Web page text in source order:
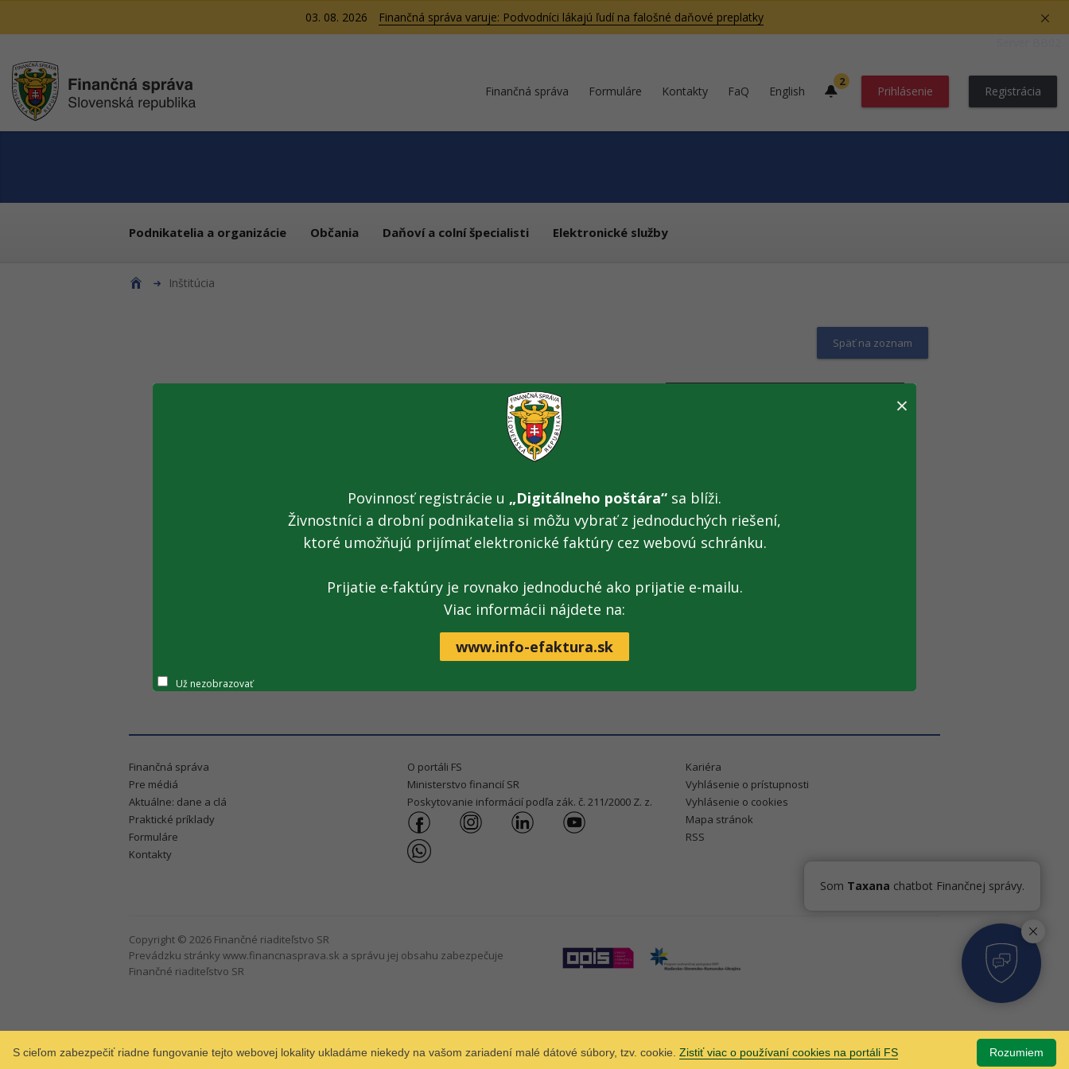
S cieľom zabezpečiť riadne fungovanie tejto webovej lokality ukladáme niekedy na vašom zariadení malé dátové súbory, tzv. cookie. Zistiť viac o používaní cookies na portáli FS Rozumiem
03. 08. 2026
Finančná správa varuje: Podvodníci lákajú ľudí na falošné daňové preplatky
Finančná správa Formuláre Kontakty FaQ English
2
Prihlásenie Registrácia
Podnikatelia a organizácie Občania Daňoví a colní špecialisti Elektronické služby
Inštitúcia
Späť na zoznam
Ut
St
Št
Pi
Po
Finančná správa
Pre médiá
Aktuálne: dane a clá
Praktické príklady
Formuláre
Kontakty
O portáli FS
Ministerstvo financií SR
Poskytovanie informácií podľa zák. č. 211/2000 Z. z.
Kariéra
Vyhlásenie o prístupnosti
Vyhlásenie o cookies
Mapa stránok
RSS
Copyright © 2026 Finančné riaditeľstvo SR
Prevádzku stránky www.financnasprava.sk a správu jej obsahu zabezpečuje
Finančné riaditeľstvo SR
Som Taxana chatbot Finančnej správy.
×
Povinnosť registrácie u „Digitálneho poštára“ sa blíži.
Živnostníci a drobní podnikatelia si môžu vybrať z jednoduchých riešení,
ktoré umožňujú prijímať elektronické faktúry cez webovú schránku.
Prijatie e-faktúry je rovnako jednoduché ako prijatie e-mailu.
Viac informácii nájdete na:
www.info-efaktura.sk
Už nezobrazovať